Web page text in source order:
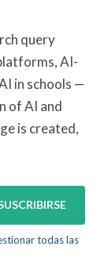
query
AI-
in schools —
of AI and
is created,
todas las